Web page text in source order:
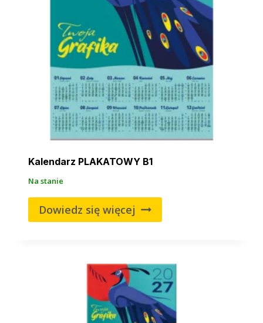
Kalendarz PLAKATOWY B1
Na stanie
Dowiedz się więcej